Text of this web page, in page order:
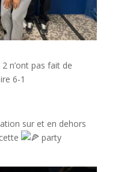
n’ont pas fait de
6-1
sur et en dehors
party